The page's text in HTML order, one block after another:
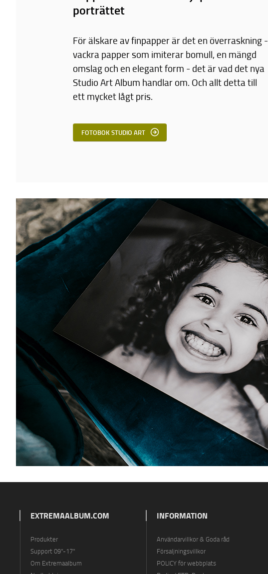
porträttet
För älskare av finpapper är det en överraskning -
vackra papper som imiterar bomull, en mängd
omslag och en elegant form - det är vad det nya
Studio Art Album handlar om. Och allt detta till
ett mycket lågt pris.
FOTOBOK STUDIO ART
EXTREMAALBUM.COM
Produkter
Support 09"-17"
Om Extremaalbum
INFORMATION
Användarvillkor & Goda råd
Försaljningsvillkor
POLICY för webbplats